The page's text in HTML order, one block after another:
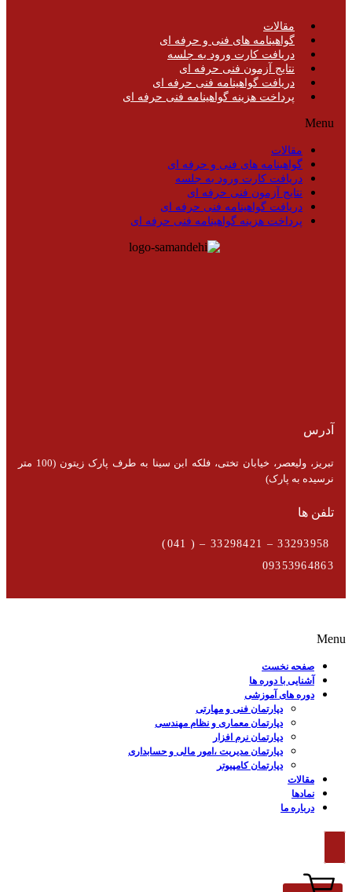
مقالات
گواهینامه های فنی و حرفه ای
دریافت کارت ورود به جلسه
نتایج آزمون فنی حرفه ای
دریافت گواهینامه فنی حرفه ای
پرداخت هزینه گواهینامه فنی حرفه ای
Menu
مقالات
گواهینامه های فنی و حرفه ای
دریافت کارت ورود به جلسه
نتایج آزمون فنی حرفه ای
دریافت گواهینامه فنی حرفه ای
پرداخت هزینه گواهینامه فنی حرفه ای
آدرس
تبریز، ولیعصر، خیابان تختی، فلکه ابن سینا به طرف پارک زیتون (100 متر
نرسیده به پارک)
تلفن ها
09353964863
Menu
صفحه نخست
آشنایی با دوره ها
دوره های آموزشی
دپارتمان فنی و مهارتی
دپارتمان معماری و نظام مهندسی
دپارتمان نرم افزار
دپارتمان مدیریت ،امور مالی و حسابداری
دپارتمان کامپیوتر
مقالات
نمادها
درباره ما